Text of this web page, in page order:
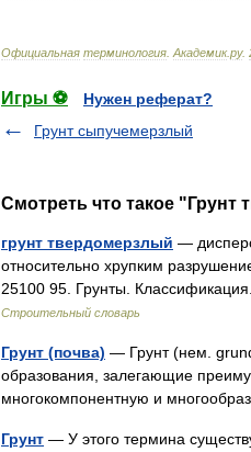
Официальная терминология Академик.ру.
Игры ⚽
Нужен реферат?
Грунт сыпучемерзлый
Смотреть что такое "Грунт
грунт твердомерзлый —
относительно хрупким
25100 95. Грунты.
Строительный словарь
Грунт (почва) — Грунт (нем.
образования, залегающие
многокомпонентную и
Грунт — У этого термина